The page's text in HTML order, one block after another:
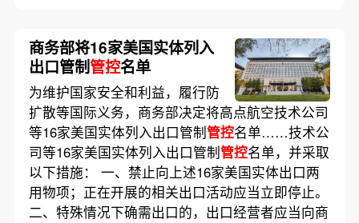
商务部将16家美国实体列入
出口管制管控名单
为维护国家安全和利益，履行防
扩散等国际义务，商务部决定将高点航空技术公司
等16家美国实体列入出口管制管控名单……技术公
司等16家美国实体列入出口管制管控名单，并采取
以下措施： 一、禁止向上述16家美国实体出口两
用物项；正在开展的相关出口活动应当立即停止。
二、特殊情况下确需出口的，出口经营者应当向商